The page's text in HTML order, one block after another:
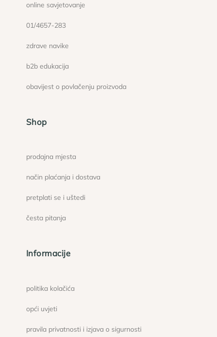
online savjetovanje
01/4657-283
zdrave navike
b2b edukacija
obavijest o povlačenju proizvoda
Shop
prodajna mjesta
način plaćanja i dostava
pretplati se i uštedi
česta pitanja
Informacije
politika kolačića
opći uvjeti
pravila privatnosti i izjava o sigurnosti